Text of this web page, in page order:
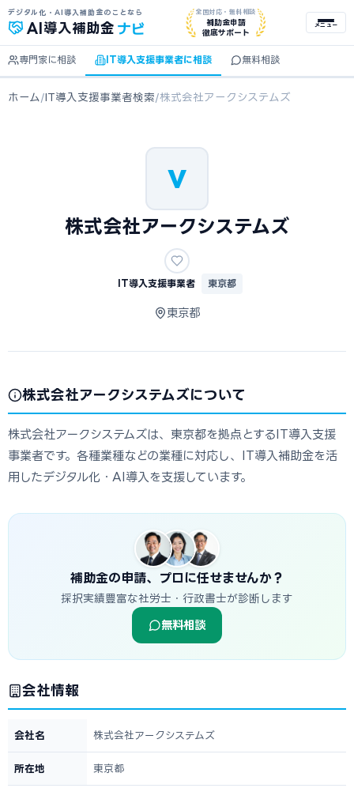
デジタル化・AI導入補助金のことなら
AI 導入補助金 ナビ
全国対応・無料相談
補助金申請
徹底サポート
メニュー
専門家に相談 IT導入支援事業者に相談 無料相談
ホーム /IT導入支援事業者検索/株式会社アークシステムズ
V
株式会社アークシステムズ
IT導入支援事業者 東京都
東京都
株式会社アークシステムズについて
株式会社アークシステムズは、東京都を拠点とするIT導入支援
事業者です。各種業種などの業種に対応し、IT導入補助金を活
用したデジタル化・AI導入を支援しています。
補助金の申請、プロに任せませんか？
採択実績豊富な社労士・行政書士が診断します
無料相談
会社情報
会社名 株式会社アークシステムズ
所在地 東京都